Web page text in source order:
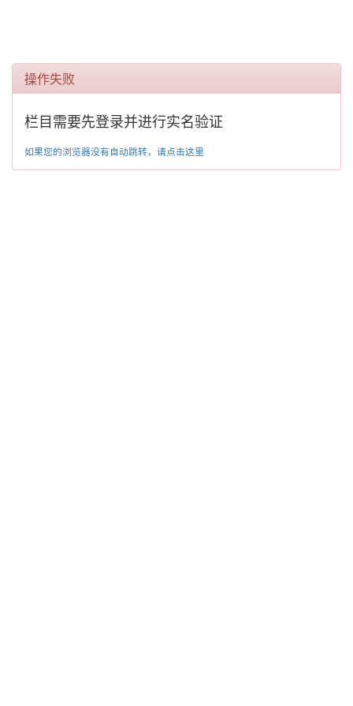
操作失败
栏目需要先登录并进行实名验证
如果您的浏览器没有自动跳转，请点击这里